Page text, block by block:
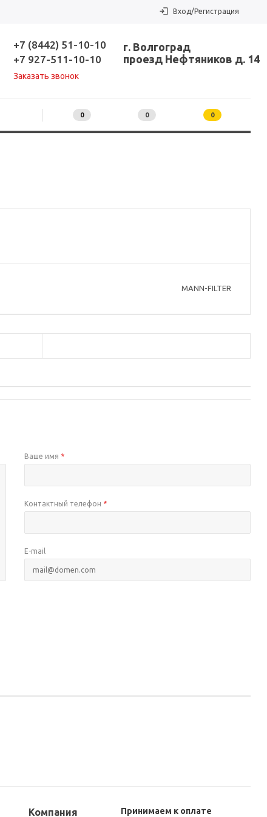
Вход/Регистрация
+7 (8442) 51-10-10
+7 927-511-10-10
Заказать звонок
г. Волгоград
проезд Нефтяников д. 14
0 0 0
MANN-FILTER
Ваше имя *
Контактный телефон *
E-mail
Компания Принимаем к оплате